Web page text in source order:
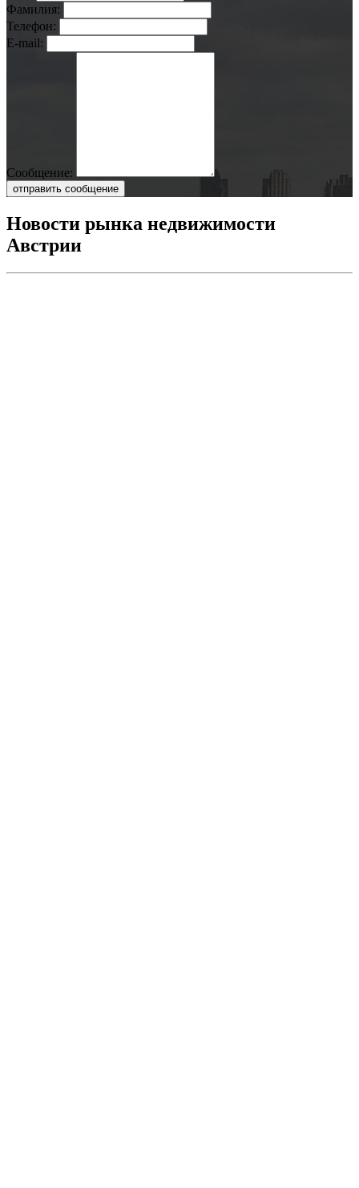
Фамилия:
Телефон:
E-mail:
Сообщение:
отправить сообщение
Новости рынка недвижимости
Австрии